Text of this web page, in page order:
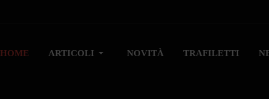
HOME ARTICOLI NOVITÀ TRAFILETTI